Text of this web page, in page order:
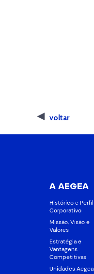
voltar
A AEGEA
Histórico e Perfil
Corporativo
Missão, Visão e
Valores
Estratégia e
Vantagens
Competitivas
Unidades Aegea